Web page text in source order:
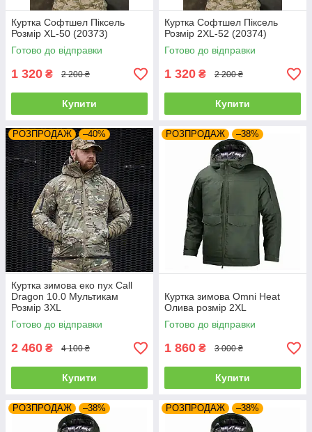
Куртка Софтшел Піксель
Розмір XL-50 (20373)
Готово до відправки
1 320 ₴ 2 200 ₴
Купити
Куртка Софтшел Піксель
Розмір 2XL-52 (20374)
Готово до відправки
1 320 ₴ 2 200 ₴
Купити
РОЗПРОДАЖ –40%
Куртка зимова еко пух Call
Dragon 10.0 Мультикам
Розмір 3XL
Готово до відправки
2 460 ₴ 4 100 ₴
Купити
РОЗПРОДАЖ –38%
Куртка зимова Omni Heat
Олива розмір 2XL
Готово до відправки
1 860 ₴ 3 000 ₴
Купити
РОЗПРОДАЖ –38% РОЗПРОДАЖ –38%